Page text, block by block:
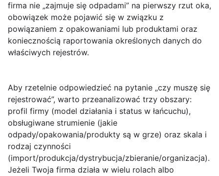
firma nie „zajmuje się odpadami” na pierwszy rzut oka,
obowiązek może pojawić się w związku z
powiązaniem z opakowaniami lub produktami oraz
koniecznością raportowania określonych danych do
właściwych rejestrów.
Aby rzetelnie odpowiedzieć na pytanie „czy muszę się
rejestrować”, warto przeanalizować trzy obszary:
profil firmy (model działania i status w łańcuchu),
obsługiwane strumienie (jakie
odpady/opakowania/produkty są w grze) oraz skala i
rodzaj czynności
(import/produkcja/dystrybucja/zbieranie/organizacja).
Jeżeli Twoja firma działa w wielu rolach albo